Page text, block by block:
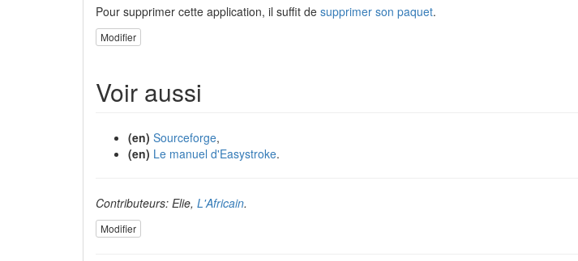
Pour supprimer cette application, il suffit de supprimer son paquet.
Modifier
Voir aussi
(en) Sourceforge,
(en) Le manuel d'Easystroke.
Contributeurs: Elie, L'Africain.
Modifier